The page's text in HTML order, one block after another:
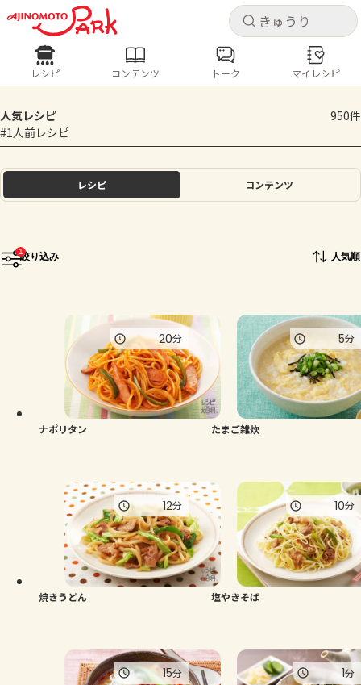
キャ
ログインするとレシピを保存できます
ホーム
トーク
よくあるお問い合わせ
お買い物
キャ
レシピ コンテンツ
人気の食材・レシピ
きゅうり とうもろこし
レシピ コンテンツ トーク マイレシピ
人気レシピ
950件
#1人前レシピ
レシピ コンテンツ
1絞り込み 人気順
ナポリタン
20分
たまご雑炊
5分
焼きうどん
12分
塩やきそば
10分
15分 1分